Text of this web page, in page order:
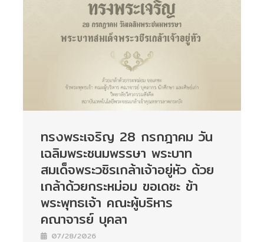
ทรงพระเจริญ 28 กรกฎาคม วัน
เฉลิมพระชนมพรรษา พระบาท
สมเด็จพระวชิรเกล้าเจ้าอยู่หัว ด้วย
เกล้าด้วยกระหม่อม ขอเดชะ ข้า
พระพุทธเจ้า คณะผู้บริหาร
คณาจารย์ บุคลา
07/28/2026